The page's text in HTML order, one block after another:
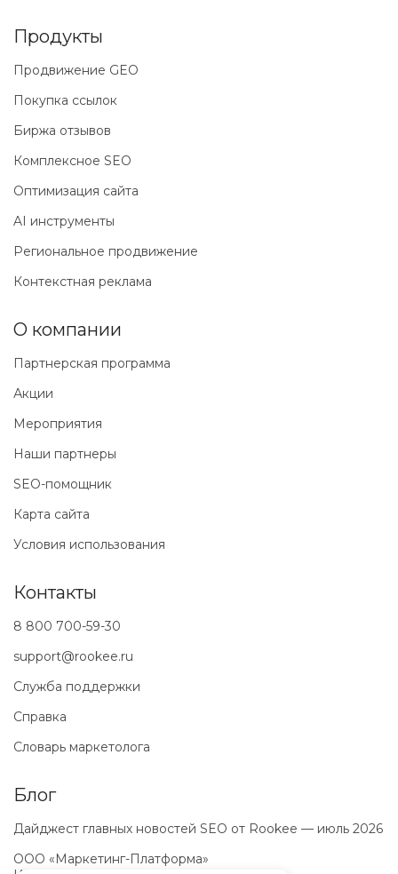
Блог
Дайджест главных новостей SEO от Rookee — июль 2026
ООО «Маркетинг-Платформа»
Продукты
Продвижение GEO
Покупка ссылок
Биржа отзывов
Комплексное SEO
Оптимизация сайта
AI инструменты
Региональное продвижение
Контекстная реклама
О компании
Партнерская программа
Акции
Мероприятия
Наши партнеры
SEO-помощник
Карта сайта
Условия использования
Контакты
8 800 700-59-30
support@rookee.ru
Служба поддержки
Справка
Словарь маркетолога